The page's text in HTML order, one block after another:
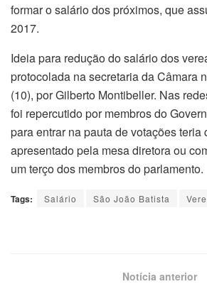
formar o salário dos próximos, que
2017.
Ideia para redução do salário dos
protocolada na secretaria da Câmara
(10), por Gilberto Montibeller. Nas
foi repercutido por membros do
para entrar na pauta de votações teria
apresentado pela mesa diretora ou
um terço dos membros do parlamento.
Tags: Salário São João Batista
Notícia anterior